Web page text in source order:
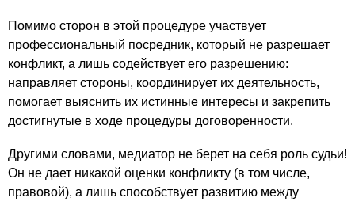
Помимо сторон в этой процедуре участвует
профессиональный посредник, который не разрешает
конфликт, а лишь содействует его разрешению:
направляет стороны, координирует их деятельность,
помогает выяснить их истинные интересы и закрепить
достигнутые в ходе процедуры договоренности.
Другими словами, медиатор не берет на себя роль судьи!
Он не дает никакой оценки конфликту (в том числе,
правовой), а лишь способствует развитию между